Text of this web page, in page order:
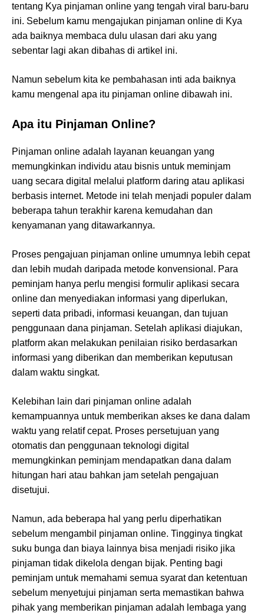
tentang Kya pinjaman online yang tengah viral baru-baru
ini. Sebelum kamu mengajukan pinjaman online di Kya
ada baiknya membaca dulu ulasan dari aku yang
sebentar lagi akan dibahas di artikel ini.
Namun sebelum kita ke pembahasan inti ada baiknya
kamu mengenal apa itu pinjaman online dibawah ini.
Apa itu Pinjaman Online?
Pinjaman online adalah layanan keuangan yang
memungkinkan individu atau bisnis untuk meminjam
uang secara digital melalui platform daring atau aplikasi
berbasis internet. Metode ini telah menjadi populer dalam
beberapa tahun terakhir karena kemudahan dan
kenyamanan yang ditawarkannya.
Proses pengajuan pinjaman online umumnya lebih cepat
dan lebih mudah daripada metode konvensional. Para
peminjam hanya perlu mengisi formulir aplikasi secara
online dan menyediakan informasi yang diperlukan,
seperti data pribadi, informasi keuangan, dan tujuan
penggunaan dana pinjaman. Setelah aplikasi diajukan,
platform akan melakukan penilaian risiko berdasarkan
informasi yang diberikan dan memberikan keputusan
dalam waktu singkat.
Kelebihan lain dari pinjaman online adalah
kemampuannya untuk memberikan akses ke dana dalam
waktu yang relatif cepat. Proses persetujuan yang
otomatis dan penggunaan teknologi digital
memungkinkan peminjam mendapatkan dana dalam
hitungan hari atau bahkan jam setelah pengajuan
disetujui.
Namun, ada beberapa hal yang perlu diperhatikan
sebelum mengambil pinjaman online. Tingginya tingkat
suku bunga dan biaya lainnya bisa menjadi risiko jika
pinjaman tidak dikelola dengan bijak. Penting bagi
peminjam untuk memahami semua syarat dan ketentuan
sebelum menyetujui pinjaman serta memastikan bahwa
pihak yang memberikan pinjaman adalah lembaga yang